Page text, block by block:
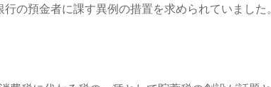
の預金者に課す異例の措置を求められていまし